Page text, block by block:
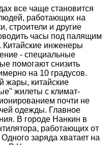
все чаще становится
работающих на
строители и другие
часы под палящим
Китайские инженеры
- специальные
помогают снизить
на 10 градусов.
жары, китайские
жилеты с климат-
почти не
одежды. Главное
В городе Нанкин в
работающих от
заряда хватает на